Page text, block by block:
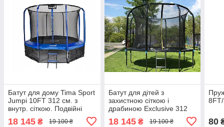
Батут для дому Tima Sport
Jumpi 10FT 312 см. з
внутр. сіткою. Подвійні
18 145 ₴ 19 100 ₴
Батут для дітей з
захистною сіткою і
драбиною Exclusive 312
18 145₴ 19 100 ₴ 80